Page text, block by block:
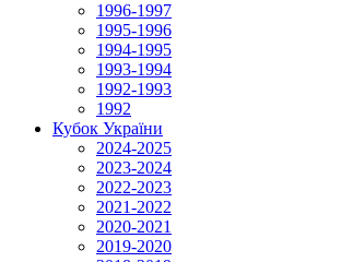
1996-1997
1995-1996
1994-1995
1993-1994
1992-1993
1992
Кубок України
2024-2025
2023-2024
2022-2023
2021-2022
2020-2021
2019-2020